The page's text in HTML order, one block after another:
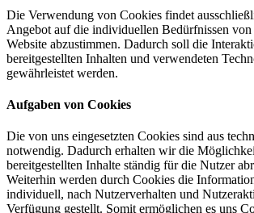
Die Verwendung von Cookies findet
Angebot auf die individuellen Bedürfnissen
Website abzustimmen. Dadurch soll die
bereitgestellten Inhalten und verwendeten
gewährleistet werden.
Aufgaben von Cookies
Die von uns eingesetzten Cookies sind aus
notwendig. Dadurch erhalten wir die
bereitgestellten Inhalte ständig für die Nutzer
Weiterhin werden durch Cookies die
individuell, nach Nutzerverhalten und
Verfügung gestellt. Somit ermöglichen es uns